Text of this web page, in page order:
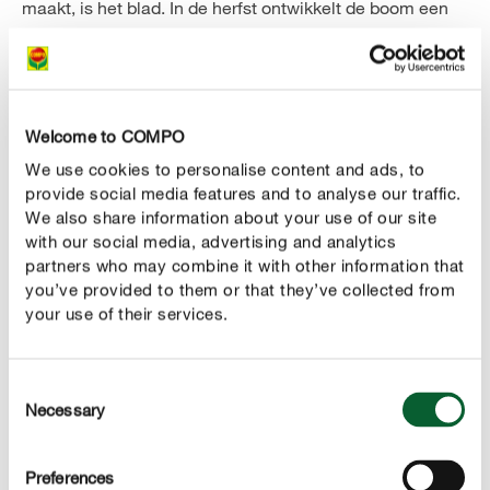
Welcome to COMPO
We use cookies to personalise content and ads, to
provide social media features and to analyse our traffic.
We also share information about your use of our site
with our social media, advertising and analytics
partners who may combine it with other information that
you’ve provided to them or that they’ve collected from
your use of their services.
Selection
Necessary
Preferences
maakt, is het blad. In de herfst ontwikkelt de boom een
van peperkoek en karamel met zich mee brengt. Je kan
zure grond aan te planten
tot tijd verrijken met gehakt naaldhout of
dennennaalden. Bij planten inbakken ofkuipen raden
we je een aangepast substraat en een specifieke
meststof voor heideplanten aan.
Water geven / bemesten
Oost-Aziatische moessonklimaat. Dankzij de